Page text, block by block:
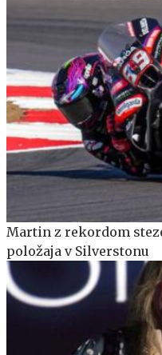
Martin z rekordom
položaja v Silverstonu